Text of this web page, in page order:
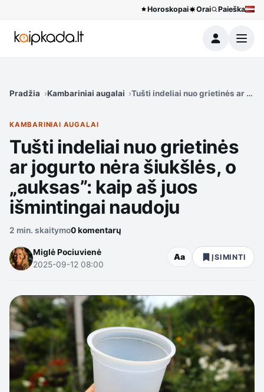
Horoskopai Orai Paieška
Meniu
Pradžia Kambariniai augalai Tušti indeliai nuo grietinės ar
KAMBARINIAI AUGALAI
Tušti indeliai nuo grietinės
ar jogurto nėra šiukšlės, o
„auksas”: kaip aš juos
išmintingai naudoju
2 min. skaitymo0 komentarų
Miglė Pociuvienė
2025-09-12 08:00
Aa ĮSIMINTI